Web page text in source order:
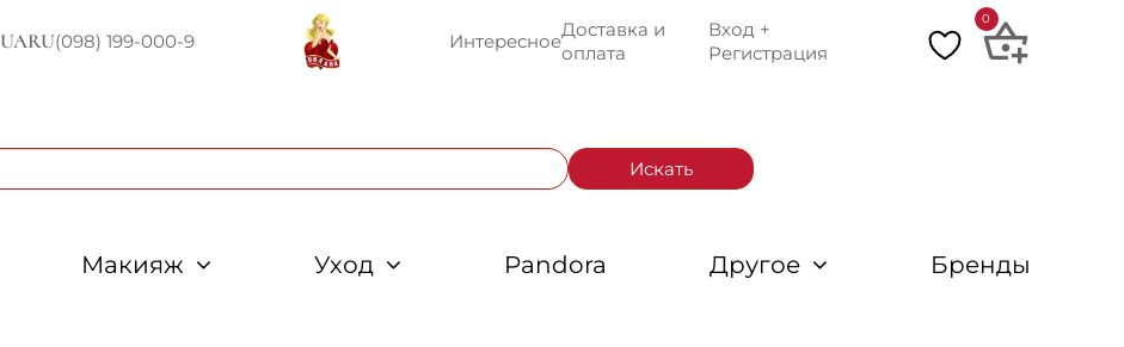
UARU(098) 199-000-9 Интересное
Доставка и
оплата
Вход +
Регистрация
0
Искать
Макияж Уход Pandora Другое Бренды